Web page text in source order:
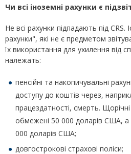
Чи всі іноземні рахунки є
Не всі рахунки підпадають під CRS.
рахунки", які не є предметом
їх використання для ухилення від
належать:
пенсійні та накопичувальні
доступу до коштів через,
працездатності, смерть.
обмежені 50 000 доларів США, а
000 доларів США;
довгострокові страхові поліси;